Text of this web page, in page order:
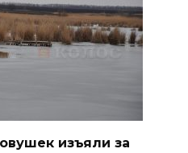
изъяли за